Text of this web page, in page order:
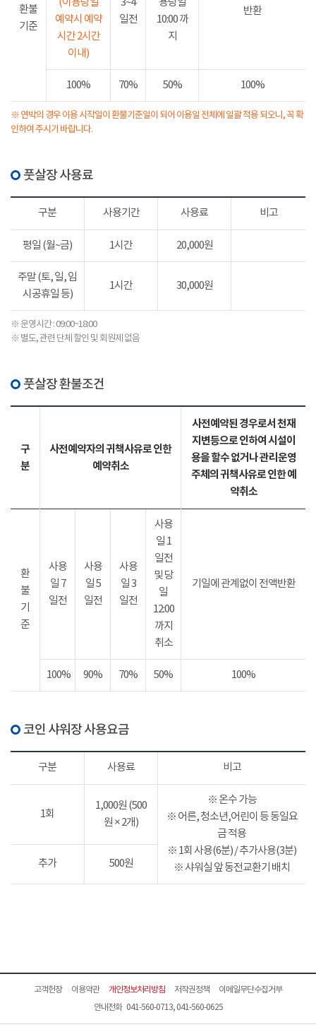
환불
기준
예약시 예약
시간 2시간
이내)
일전
10:00 까
지
반환
100% 70% 50% 100%
※ 연박의 경우 이용 시작일이 환불기준일이 되어 이용일 전체에 일괄 적용 되오니, 꼭 확
인하여 주시기 바랍니다.
풋살장 사용료
구분 사용기간 사용료 비고
평일 (월~금) 1시간 20,000원
주말 (토, 일, 임
시공휴일 등)
1시간 30,000원
※ 운영시간 : 09:00~18:00
※ 별도, 관련 단체 할인 및 회원제 없음
풋살장 환불조건
구
분
사전예약자의 귀책사유로 인한
예약취소
사전예약된 경우로서 천재
지변등으로 인하여 시설이
용을 할수 없거나 관리운영
주체의 귀책사유로 인한 예
약취소
환
불
기
준
사용
일 7
일전
사용
일 5
일전
사용
일 3
일전
사용
일 1
일전
및 당
일
12:00
까지
취소
기일에 관계없이 전액반환
100% 90% 70% 50% 100%
코인 샤워장 사용요금
구분 사용료 비고
1회
1,000원 (500
원 × 2개)
※ 온수 가능
※ 어른, 청소년,어린이 등 동일요
금 적용
※ 1회 사용(6분) / 추가사용(3분)
※ 샤워실 앞 동전교환기 배치
추가 500원
고객헌장 이용약관 개인정보처리방침 저작권정책
이메일무단수집거부
안내전화 041-560-0713, 041-560-0625